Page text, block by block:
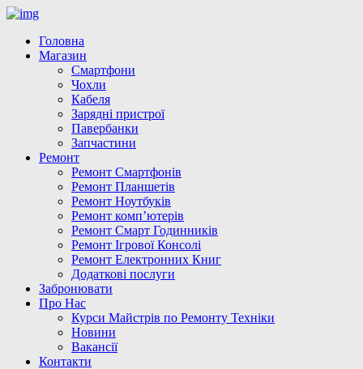
Головна
Магазин
Смартфони
Чохли
Кабеля
Зарядні пристрої
Павербанки
Запчастини
Ремонт
Ремонт Смартфонів
Ремонт Планшетів
Ремонт Ноутбуків
Ремонт комп’ютерів
Ремонт Смарт Годинників
Ремонт Ігрової Консолі
Ремонт Електронних Книг
Додаткові послуги
Забронювати
Про Нас
Курси Майстрів по Ремонту Техніки
Новини
Вакансії
Контакти